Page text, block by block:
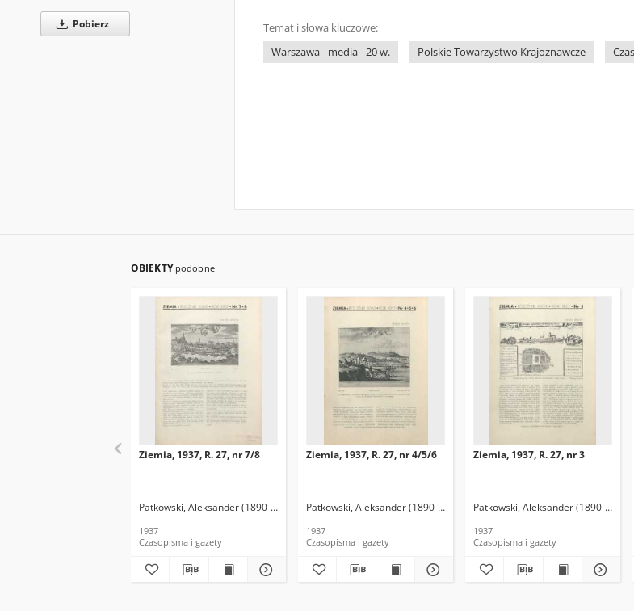
Pobierz
Temat i słowa kluczowe:
Warszawa - media - 20 w.
Polskie Towarzystwo Krajoznawcze
OBIEKTY podobne
Ziemia, 1937, R. 27, nr 7/8
Patkowski, Aleksander (1890-1942). Red.
1937
Czasopisma i gazety
Ziemia, 1937, R. 27, nr 4/5/6
Patkowski, Aleksander (1890-1942). Red.
1937
Czasopisma i gazety
Ziemia, 1937, R. 27, nr 3
Patkowski, Aleksander (1890-
1937
Czasopisma i gazety